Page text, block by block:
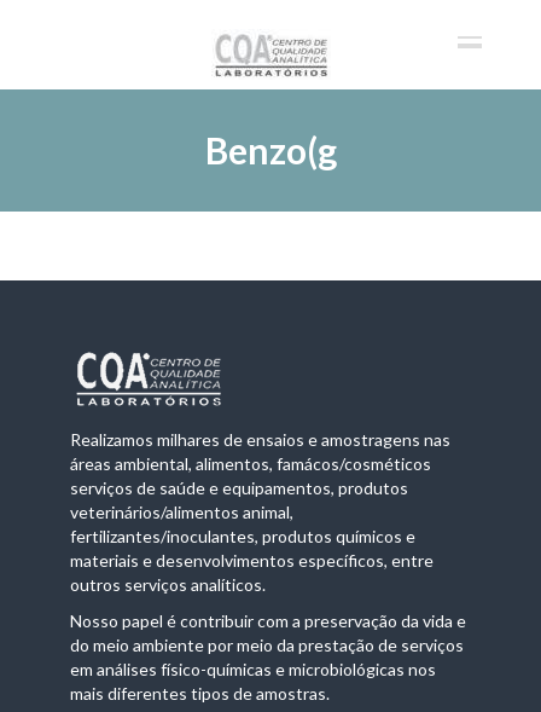
Benzo(g
Realizamos milhares de ensaios e amostragens nas
áreas ambiental, alimentos, famácos/cosméticos
serviços de saúde e equipamentos, produtos
veterinários/alimentos animal,
fertilizantes/inoculantes, produtos químicos e
materiais e desenvolvimentos específicos, entre
outros serviços analíticos.
Nosso papel é contribuir com a preservação da vida e
do meio ambiente por meio da prestação de serviços
em análises físico-químicas e microbiológicas nos
mais diferentes tipos de amostras.